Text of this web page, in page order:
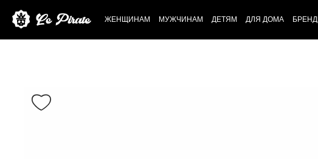
ЖЕНЩИНАМ МУЖЧИНАМ ДЕТЯМ ДЛЯ ДОМА